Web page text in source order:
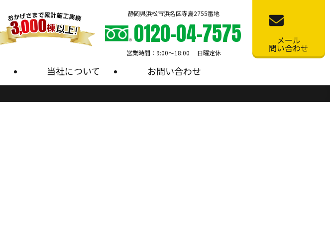
当社について お問い合わせ
静岡県浜松市浜名区寺島2755番地
0120-04-7575
営業時間：9:00〜18:00 日曜定休
メール
問い合わせ